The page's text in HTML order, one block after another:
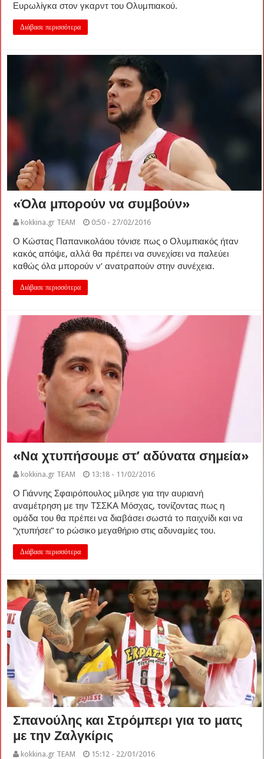
Ευρωλίγκα στον γκαρντ του Ολυμπιακού.
Διάβασε περισσότερα
«Όλα μπορούν να συμβούν»
kokkina.gr TEAM 0:50 - 27/02/2016
Ο Κώστας Παπανικολάου τόνισε πως ο Ολυμπιακός ήταν
κακός απόψε, αλλά θα πρέπει να συνεχίσει να παλεύει
καθώς όλα μπορούν ν’ ανατραπούν στην συνέχεια.
Διάβασε περισσότερα
«Να χτυπήσουμε στ’ αδύνατα σημεία»
kokkina.gr TEAM 13:18 - 11/02/2016
Ο Γιάννης Σφαιρόπουλος μίλησε για την αυριανή
αναμέτρηση με την ΤΣΣΚΑ Μόσχας, τονίζοντας πως η
ομάδα του θα πρέπει να διαβάσει σωστά το παιχνίδι και να
“χτυπήσει” το ρώσικο μεγαθήριο στις αδυναμίες του.
Διάβασε περισσότερα
Σπανούλης και Στρόμπερι για το ματς
με την Ζαλγκίρις
kokkina.gr TEAM 15:12 - 22/01/2016